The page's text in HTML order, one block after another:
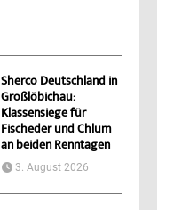
Sherco Deutschland in
Großlöbichau:
Klassensiege für
Fischeder und Chlum
an beiden Renntagen
3. August 2026